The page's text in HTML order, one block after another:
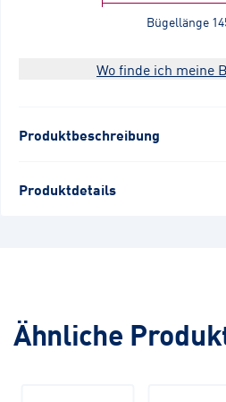
Bügellänge
Wo finde ich meine
Produktbeschreibung
Produktdetails
Ähnliche